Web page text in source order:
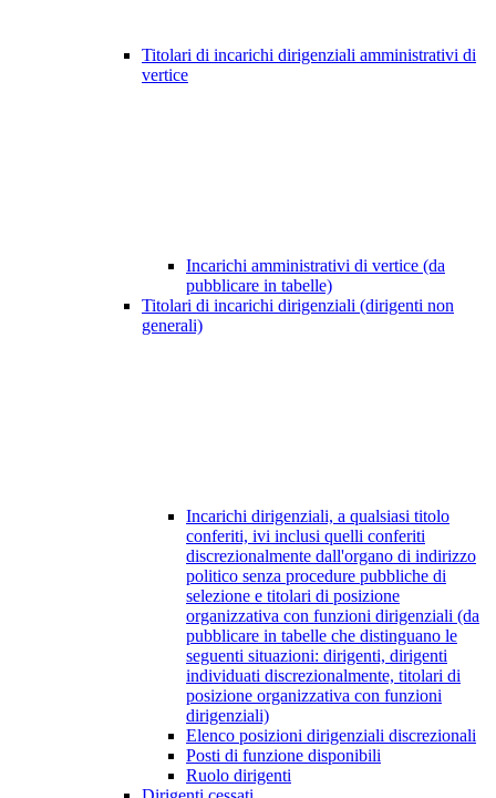
Titolari di incarichi dirigenziali amministrativi di
vertice
Incarichi amministrativi di vertice (da
pubblicare in tabelle)
Titolari di incarichi dirigenziali (dirigenti non
generali)
Incarichi dirigenziali, a qualsiasi titolo
conferiti, ivi inclusi quelli conferiti
discrezionalmente dall'organo di indirizzo
politico senza procedure pubbliche di
selezione e titolari di posizione
organizzativa con funzioni dirigenziali (da
pubblicare in tabelle che distinguano le
seguenti situazioni: dirigenti, dirigenti
individuati discrezionalmente, titolari di
posizione organizzativa con funzioni
dirigenziali)
Elenco posizioni dirigenziali discrezionali
Posti di funzione disponibili
Ruolo dirigenti